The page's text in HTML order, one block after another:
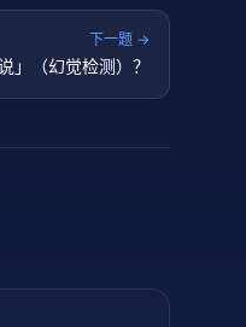
下一题 →
」（幻觉检测）？